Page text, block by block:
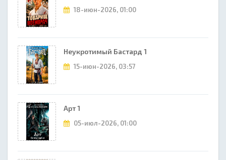
18-июн-2026, 01:00
Неукротимый Бастард 1
15-июн-2026, 03:57
Арт 1
05-июл-2026, 01:00